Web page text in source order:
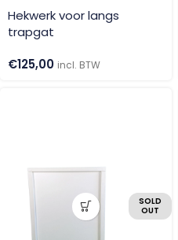
Hekwerk voor langs
trapgat
€125,00 incl. BTW
SOLD
OUT